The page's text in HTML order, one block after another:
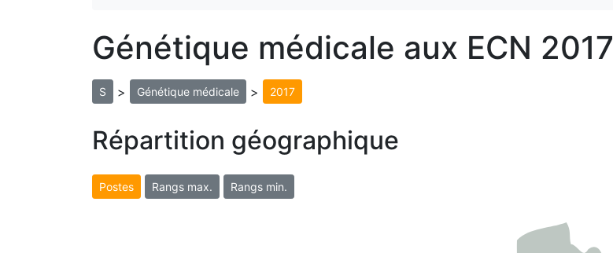
Génétique médicale aux ECN 2017
S > Génétique médicale > 2017
Répartition géographique
Postes Rangs max. Rangs min.